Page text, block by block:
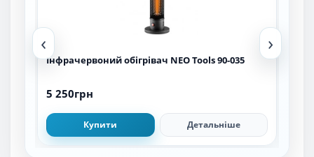
‹
Інфрачервоний обігрівач NEO Tools 90-035
5 250грн
Купити Детальніше
›